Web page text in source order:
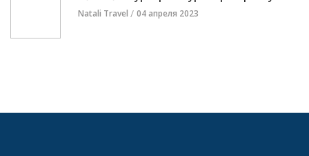
Natali Travel 04 апреля 2023